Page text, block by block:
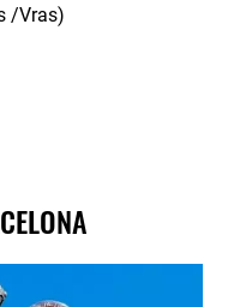
/Vras)